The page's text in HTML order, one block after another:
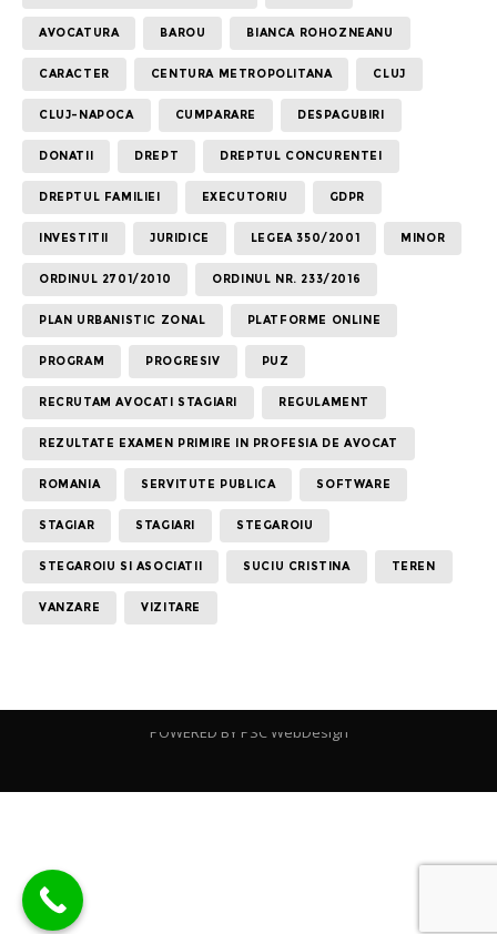
AVOCATURA BAROU BIANCA ROHOZNEANU
CARACTER CENTURA METROPOLITANA CLUJ
CLUJ-NAPOCA CUMPARARE DESPAGUBIRI
DONATII DREPT DREPTUL CONCURENTEI
DREPTUL FAMILIEI EXECUTORIU GDPR
INVESTITII JURIDICE LEGEA 350/2001 MINOR
ORDINUL 2701/2010 ORDINUL NR. 233/2016
PLAN URBANISTIC ZONAL PLATFORME ONLINE
PROGRAM PROGRESIV PUZ
RECRUTAM AVOCATI STAGIARI REGULAMENT
REZULTATE EXAMEN PRIMIRE IN PROFESIA DE AVOCAT
ROMANIA SERVITUTE PUBLICA SOFTWARE
STAGIAR STAGIARI STEGAROIU
STEGAROIU SI ASOCIATII SUCIU CRISTINA TEREN
VANZARE VIZITARE
POWERED BY PSC WebDesign